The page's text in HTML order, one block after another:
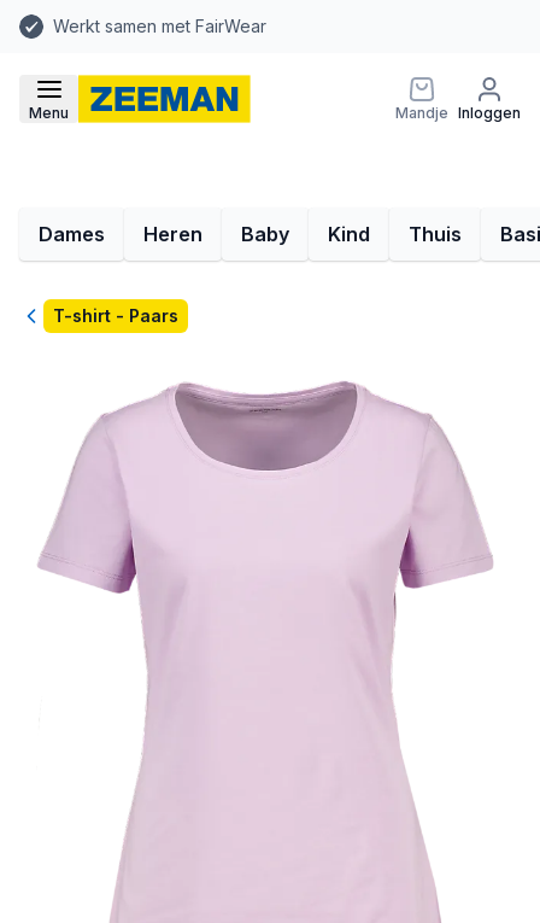
Werkt samen met FairWear
Menu Mandje Inloggen
Dames Heren Baby Kind Thuis
TerugT-shirt - Paars